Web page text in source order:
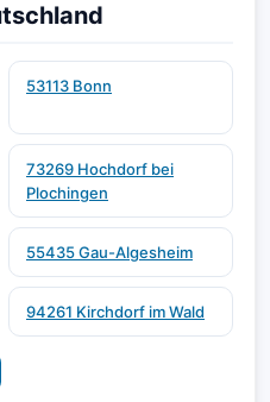
53113 Bonn
73269 Hochdorf bei
Plochingen
55435 Gau-Algesheim
94261 Kirchdorf im Wald